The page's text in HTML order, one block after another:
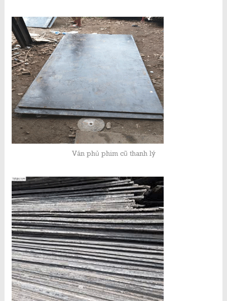
Ván phủ phim cũ thanh lý